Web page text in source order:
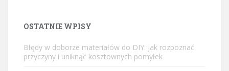
OSTATNIE WPISY
Błędy w doborze materiałów do DIY: jak rozpoznać
przyczyny i uniknąć kosztownych pomyłek